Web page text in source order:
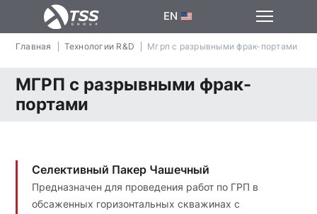
EN
Главная Технологии R&D Мгрп с разрывными фрак-портами
МГРП с разрывными фрак-
портами
Селективный Пакер Чашечный
Предназначен для проведения работ по ГРП в
обсаженных горизонтальных скважинах с